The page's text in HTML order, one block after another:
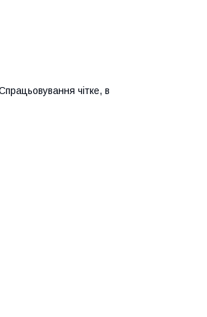
чітке, в